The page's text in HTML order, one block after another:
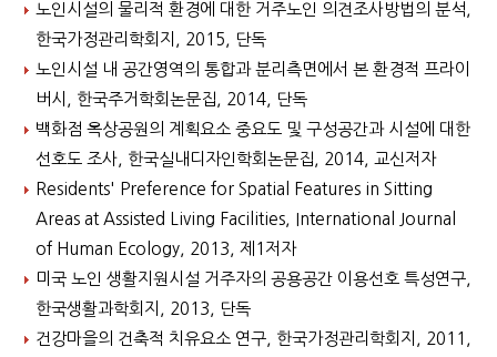
노인시설의 물리적 환경에 대한 거주노인 의견조사방법의 분석,
한국가정관리학회지, 2015, 단독
노인시설 내 공간영역의 통합과 분리측면에서 본 환경적 프라이
버시, 한국주거학회논문집, 2014, 단독
백화점 옥상공원의 계획요소 중요도 및 구성공간과 시설에 대한
선호도 조사, 한국실내디자인학회논문집, 2014, 교신저자
Residents' Preference for Spatial Features in Sitting
Areas at Assisted Living Facilities, International Journal
of Human Ecology, 2013, 제1저자
미국 노인 생활지원시설 거주자의 공용공간 이용선호 특성연구,
한국생활과학회지, 2013, 단독
건강마을의 건축적 치유요소 연구, 한국가정관리학회지, 2011,